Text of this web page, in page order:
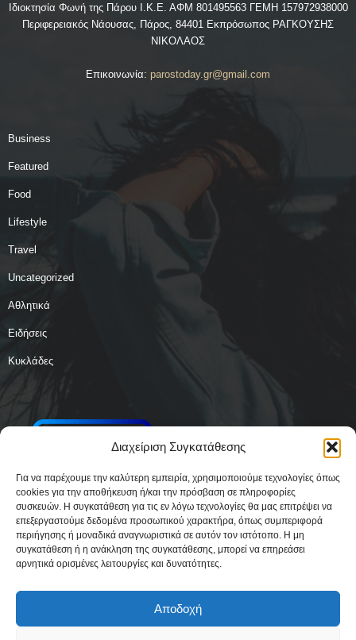
Διαχείριση Συγκατάθεσης
Για να παρέχουμε την καλύτερη εμπειρία, χρησιμοποιούμε τεχνολογίες όπως
cookies για την αποθήκευση ή/και την πρόσβαση σε πληροφορίες
συσκευών. Η συγκατάθεση για τις εν λόγω τεχνολογίες θα μας επιτρέψει να
επεξεργαστούμε δεδομένα προσωπικού χαρακτήρα, όπως συμπεριφορά
περιήγησης ή μοναδικά αναγνωριστικά σε αυτόν τον ιστότοπο. Η μη
συγκατάθεση ή η ανάκληση της συγκατάθεσης, μπορεί να επηρεάσει
αρνητικά ορισμένες λειτουργίες και δυνατότητες.
Αποδοχή
Ιδιοκτησία Φωνή της Πάρου Ι.Κ.Ε. ΑΦΜ 801495563 ΓΕΜΗ 157972938000
Περιφερειακός Νάουσας, Πάρος, 84401 Εκπρόσωπος ΡΑΓΚΟΥΣΗΣ
ΝΙΚΟΛΑΟΣ
Επικοινωνία: parostoday.gr@gmail.com
Business
Featured
Food
Lifestyle
Travel
Uncategorized
Αθλητικά
Ειδήσεις
Κυκλάδες